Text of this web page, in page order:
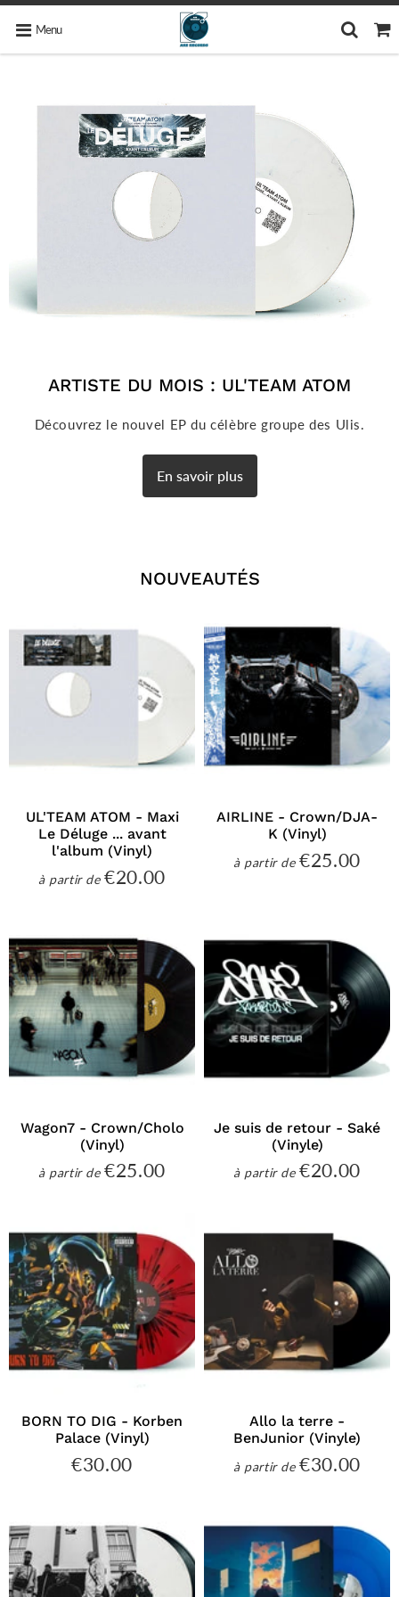
Menu
ARTISTE DU MOIS : UL'TEAM ATOM
Découvrez le nouvel EP du célèbre groupe des Ulis.
En savoir plus
NOUVEAUTÉS
UL'TEAM ATOM - Maxi
Le Déluge ... avant
l'album (Vinyl)
à partir dePrix
€20.00
AIRLINE - Crown/DJA-
K (Vinyl)
à partir dePrix
€25.00
Wagon7 - Crown/Cholo
(Vinyl)
à partir dePrix
€25.00
Je suis de retour - Saké
(Vinyle)
à partir dePrix
€20.00
BORN TO DIG - Korben
Palace (Vinyl)
Prix
€30.00
Allo la terre -
BenJunior (Vinyle)
à partir dePrix
€30.00